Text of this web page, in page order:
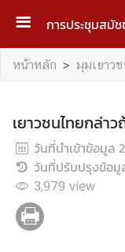
การประชุมสมัช
ห
น้
ลั
ก
U
N
G
หน้าหลัก มุมเยาว
เยาวชนไทยกล่า
วันที่นำเข้าข้อมูล
วันที่ปรับปรุงข้อมู
3,979 view